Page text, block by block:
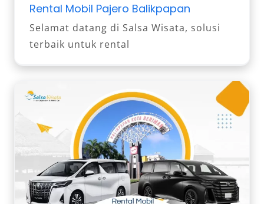
Rental Mobil Pajero Balikpapan
Selamat datang di Salsa Wisata, solusi
terbaik untuk rental